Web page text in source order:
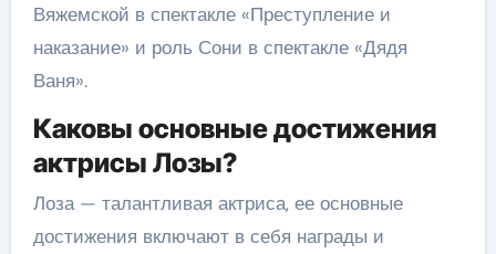
Вяжемской в спектакле «Преступление и
наказание» и роль Сони в спектакле «Дядя
Ваня».
Каковы основные достижения
актрисы Лозы?
Лоза — талантливая актриса, ее основные
достижения включают в себя награды и